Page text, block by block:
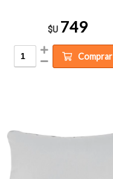
$U 749
Comprar